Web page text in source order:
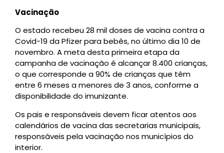
Vacinação
O estado recebeu 28 mil doses de vacina contra a
Covid-19 da Pfizer para bebês, no último dia 10 de
novembro. A meta desta primeira etapa da
campanha de vacinação é alcançar 8.400 crianças,
o que corresponde a 90% de crianças que têm
entre 6 meses a menores de 3 anos, conforme a
disponibilidade do imunizante.
Os pais e responsáveis devem ficar atentos aos
calendários de vacina das secretarias municipais,
responsáveis pela vacinação nos municípios do
interior.